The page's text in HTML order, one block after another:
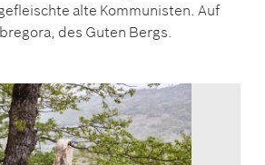
alte Kommunisten. Auf
des Guten Bergs.